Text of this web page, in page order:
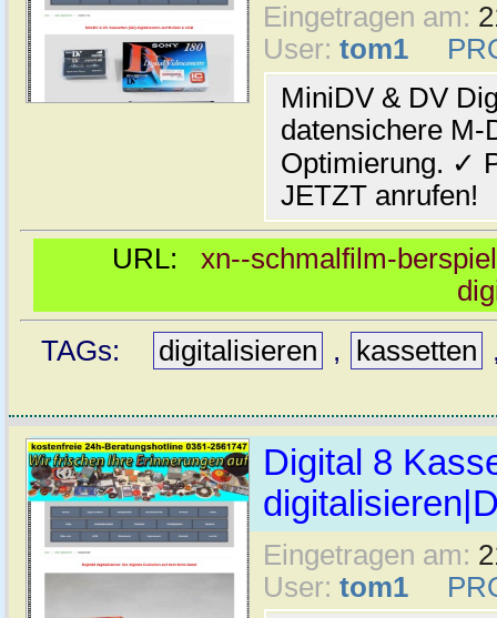
Eingetragen am:
User: tom1
MiniDV & DV
datensichere M-
Optimierung. ✓
JETZT anrufen!
URL: xn--schmalfilm-
TAGs:
digitalisieren , kassetten
Digital 8
Eingetragen am:
User: tom1